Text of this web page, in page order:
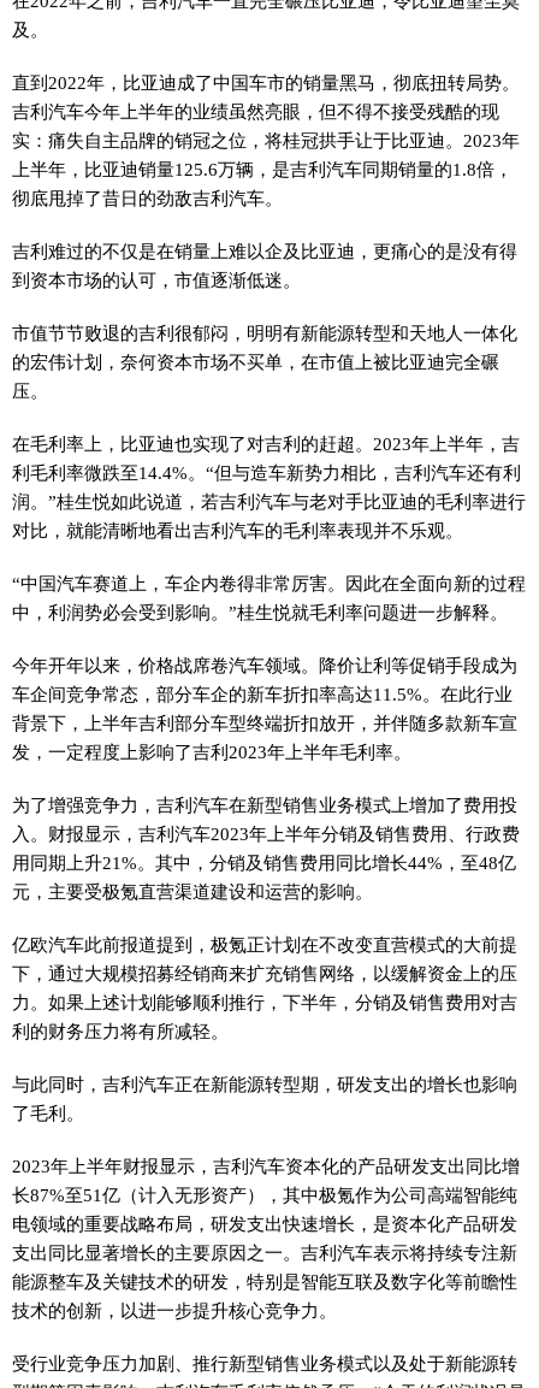
及。
直到2022年，比亚迪成了中国车市的销量黑马，彻底扭转局势。
吉利汽车今年上半年的业绩虽然亮眼，但不得不接受残酷的现
实：痛失自主品牌的销冠之位，将桂冠拱手让于比亚迪。2023年
上半年，比亚迪销量125.6万辆，是吉利汽车同期销量的1.8倍，
彻底甩掉了昔日的劲敌吉利汽车。
吉利难过的不仅是在销量上难以企及比亚迪，更痛心的是没有得
到资本市场的认可，市值逐渐低迷。
市值节节败退的吉利很郁闷，明明有新能源转型和天地人一体化
的宏伟计划，奈何资本市场不买单，在市值上被比亚迪完全碾
压。
在毛利率上，比亚迪也实现了对吉利的赶超。2023年上半年，吉
利毛利率微跌至14.4%。“但与造车新势力相比，吉利汽车还有利
润。”桂生悦如此说道，若吉利汽车与老对手比亚迪的毛利率进行
对比，就能清晰地看出吉利汽车的毛利率表现并不乐观。
“中国汽车赛道上，车企内卷得非常厉害。因此在全面向新的过程
中，利润势必会受到影响。”桂生悦就毛利率问题进一步解释。
今年开年以来，价格战席卷汽车领域。降价让利等促销手段成为
车企间竞争常态，部分车企的新车折扣率高达11.5%。在此行业
背景下，上半年吉利部分车型终端折扣放开，并伴随多款新车宣
发，一定程度上影响了吉利2023年上半年毛利率。
为了增强竞争力，吉利汽车在新型销售业务模式上增加了费用投
入。财报显示，吉利汽车2023年上半年分销及销售费用、行政费
用同期上升21%。其中，分销及销售费用同比增长44%，至48亿
元，主要受极氪直营渠道建设和运营的影响。
亿欧汽车此前报道提到，极氪正计划在不改变直营模式的大前提
下，通过大规模招募经销商来扩充销售网络，以缓解资金上的压
力。如果上述计划能够顺利推行，下半年，分销及销售费用对吉
利的财务压力将有所减轻。
与此同时，吉利汽车正在新能源转型期，研发支出的增长也影响
了毛利。
2023年上半年财报显示，吉利汽车资本化的产品研发支出同比增
长87%至51亿（计入无形资产），其中极氪作为公司高端智能纯
电领域的重要战略布局，研发支出快速增长，是资本化产品研发
支出同比显著增长的主要原因之一。吉利汽车表示将持续专注新
能源整车及关键技术的研发，特别是智能互联及数字化等前瞻性
技术的创新，以进一步提升核心竞争力。
受行业竞争压力加剧、推行新型销售业务模式以及处于新能源转